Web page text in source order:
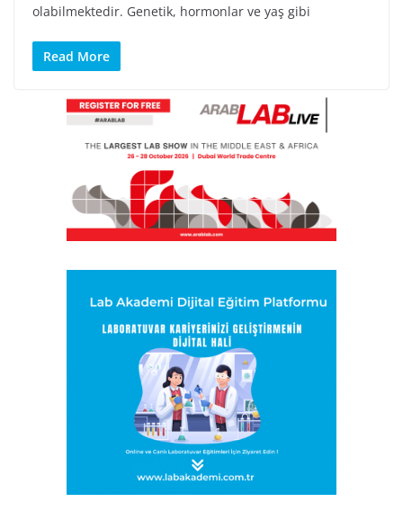
olabilmektedir. Genetik, hormonlar ve yaş gibi
Read More